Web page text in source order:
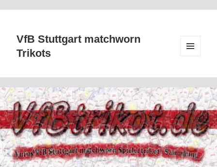
VfB Stuttgart matchworn
Trikots